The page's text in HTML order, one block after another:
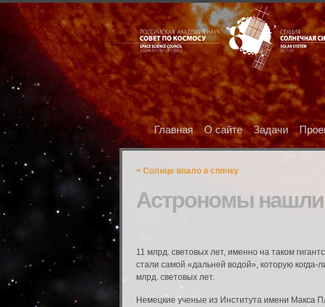
Главная О сайте Задачи
< Солнце впало в спячку
Астрономы
11 млрд. световых лет, именно на таком
стали самой «дальней водой», которую
млрд. световых лет.
Немецкие ученые из Института имени Макса